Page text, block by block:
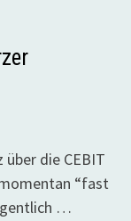
die CEBIT
“fast
…